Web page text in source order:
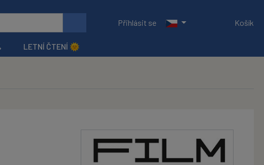
Přihlásit se
Košík
LETNÍ ČTENÍ 🌞